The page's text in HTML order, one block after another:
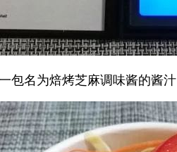
包名为焙烤芝麻调味酱的酱汁